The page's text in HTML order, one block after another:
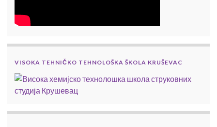
VISOKA TEHNIČKO TEHNOLOŠKA ŠKOLA KRUŠEVAC